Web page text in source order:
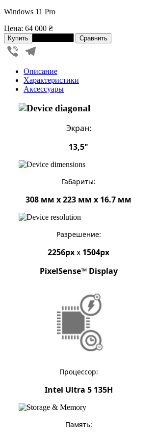
Windows 11 Pro
Цена: 64 000 ₴
Viber
Описание
Характеристики
Аксессуары
Экран:
13,5"
Габариты:
308 мм x 223 мм x 16.7 мм
Разрешение:
2256pxx 1504px
PixelSense™ Display
Процессор:
Intel Ultra 5 135H
Память: